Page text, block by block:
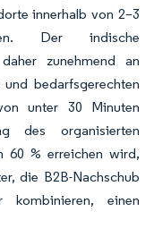
innerhalb von 2–3
Der indische
zunehmend an
bedarfsgerechten
unter 30 Minuten
des organisierten
60 % erreichen wird,
die B2B-Nachschub
kombinieren, einen